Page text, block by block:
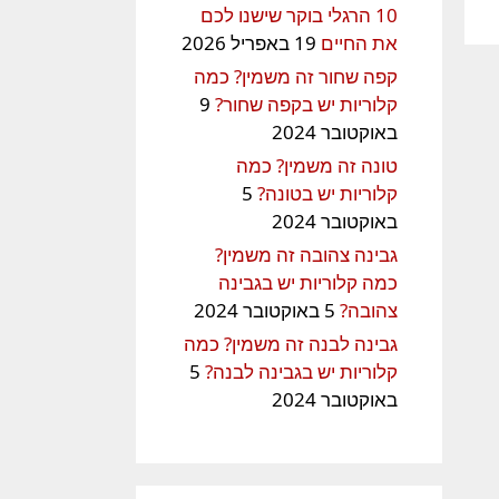
10 הרגלי בוקר שישנו לכם
את החיים 19 באפריל 2026
קפה שחור זה משמין? כמה
קלוריות יש בקפה שחור? 9
באוקטובר 2024
טונה זה משמין? כמה
קלוריות יש בטונה? 5
באוקטובר 2024
גבינה צהובה זה משמין?
כמה קלוריות יש בגבינה
צהובה? 5 באוקטובר 2024
גבינה לבנה זה משמין? כמה
קלוריות יש בגבינה לבנה? 5
באוקטובר 2024